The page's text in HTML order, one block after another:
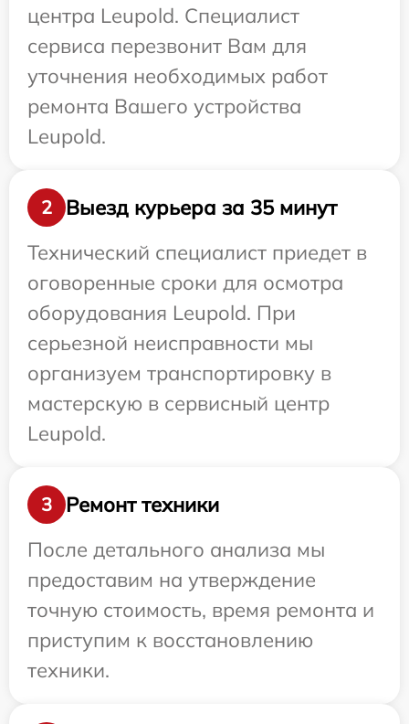
центра Leupold. Специалист
сервиса перезвонит Вам для
уточнения необходимых работ
ремонта Вашего устройства
Leupold.
2
Выезд курьера за 35 минут
Технический специалист приедет в
оговоренные сроки для осмотра
оборудования Leupold. При
серьезной неисправности мы
организуем транспортировку в
мастерскую в сервисный центр
Leupold.
3
Ремонт техники
После детального анализа мы
предоставим на утверждение
точную стоимость, время ремонта и
приступим к восстановлению
техники.